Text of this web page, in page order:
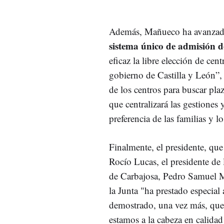
Además, Mañueco ha
sistema único de admisión
eficaz la libre elección de
gobierno de Castilla y
de los centros para buscar
que centralizará las
preferencia de las familias y
Finalmente, el presidente,
Rocío Lucas, el presidente
de Carbajosa, Pedro
la Junta "ha prestado
demostrado, una vez más,
estamos a la cabeza en